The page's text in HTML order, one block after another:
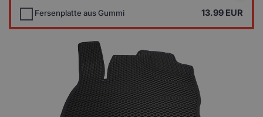
Fersenplatte aus Gummi 13.99 EUR